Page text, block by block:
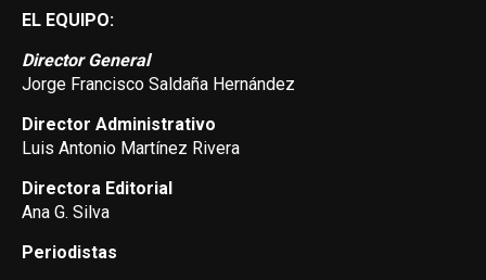
EL EQUIPO:
Director General
Jorge Francisco Saldaña Hernández
Director Administrativo
Luis Antonio Martínez Rivera
Directora Editorial
Ana G. Silva
Periodistas